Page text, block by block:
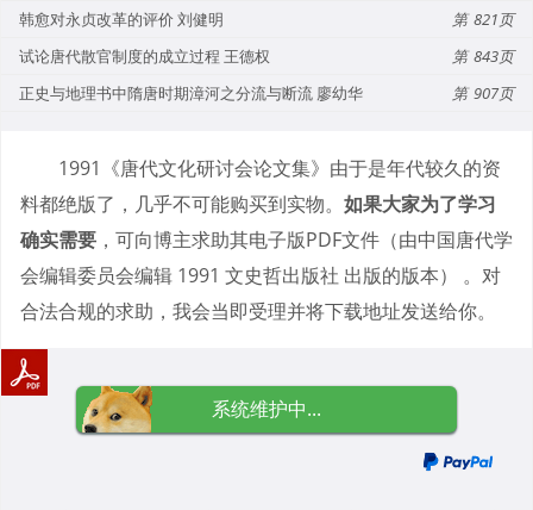
韩愈对永贞改革的评价 刘健明
821
试论唐代散官制度的成立过程 王德权
843
正史与地理书中隋唐时期漳河之分流与断流 廖幼华
907
1991《唐代文化研讨会论文集》由于是年代较久的资
料都绝版了，几乎不可能购买到实物。 如果大家为了学习
确实需要 ，可向博主求助其电子版PDF文件（由中国唐代学
会编辑委员会编辑 1991 文史哲出版社 出版的版本） 。对
合法合规的求助，我会当即受理并将下载地址发送给你。
系统维护中...